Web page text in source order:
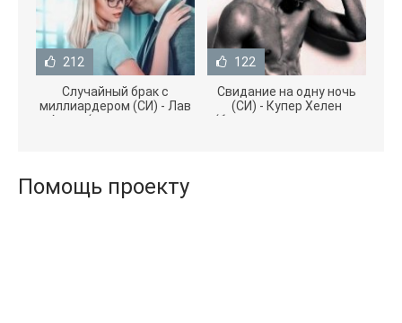
212
Случайный брак с
миллиардером (СИ) - Лав
Агата (полная версия
122
Свидание на одну ночь
(СИ) - Купер Хелен
(бесплатные серии книг
Помощь проекту